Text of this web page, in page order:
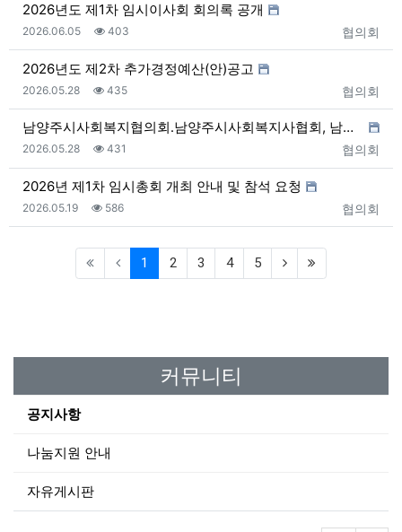
2026년도 제1차 임시이사회 회의록 공개
등록자
협의회
등록일
2026.06.05 조회
403
2026년도 제2차 추가경정예산(안)공고
등록자
협의회
등록일
2026.05.28 조회
435
남양주시사회복지협의회․남양주시사회복지사협회, 남양주시…
등록자
협의회
등록일
2026.05.28 조회
431
2026년 제1차 임시총회 개최 안내 및 참석 요청
등록자
협의회
등록일
2026.05.19 조회
586
1 (current)
2 3 4 5
커뮤니티
공지사항
나눔지원 안내
자유게시판